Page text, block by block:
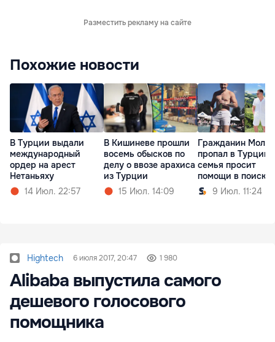
Разместить рекламу на сайте
Похожие новости
В Турции выдали
международный
ордер на арест
Нетаньяху
14 Июл. 22:57
В Кишиневе прошли
восемь обысков по
делу о ввозе арахиса
из Турции
15 Июл. 14:09
Гражданин
пропал в Турции:
семья просит
помощи в поисках
9 Июл. 11:24
Hightech 6 июля 2017, 20:47 1 980
Alibaba выпустила самого
дешевого голосового
помощника